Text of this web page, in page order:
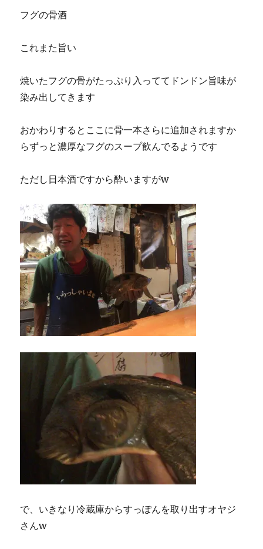
フグの骨酒
これまた旨い
焼いたフグの骨がたっぷり入っててドンドン旨味が
染み出してきます
おかわりするとここに骨一本さらに追加されますか
らずっと濃厚なフグのスープ飲んでるようです
ただし日本酒ですから酔いますがw
で、いきなり冷蔵庫からすっぽんを取り出すオヤジ
さんw